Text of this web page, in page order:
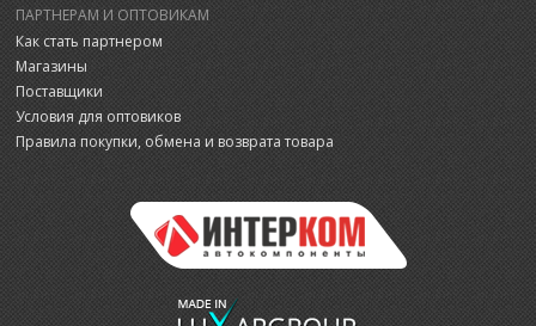
ПАРТНЕРАМ И ОПТОВИКАМ
Как стать партнером
Магазины
Поставщики
Условия для оптовиков
Правила покупки, обмена и возврата товара